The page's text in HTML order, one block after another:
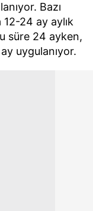
Bazı
24 ay aylık
süre 24 ayken,
uygulanıyor.